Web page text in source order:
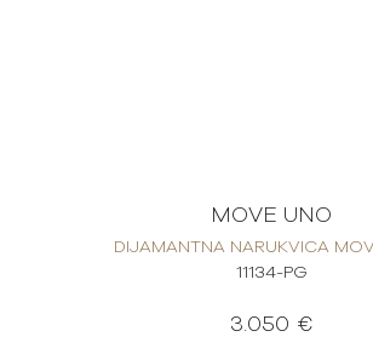
MOVE UNO
DIJAMANTNA NARUKVICA
11134-PG
3.050 €